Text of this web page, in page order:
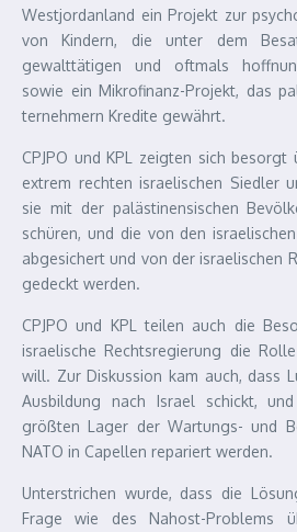
Westjordanland ein Projekt zur
von Kindern, die unter dem
gewalttätigen und oftmals
sowie ein Mikrofinanz-Projekt, das
ternehmern Kredite gewährt.
CPJPO und KPL zeigten sich
extrem rechten israelischen Siedler
sie mit der palästinensischen
schüren, und die von den
abgesichert und von der israelischen
gedeckt werden.
CPJPO und KPL teilen auch die
israelische Rechtsregierung die
will. Zur Diskussion kam auch, dass
Ausbildung nach Israel schickt,
größten Lager der Wartungs- und
NATO in Capellen repariert werden.
Unterstrichen wurde, dass die
Frage wie des Nahost-Problems